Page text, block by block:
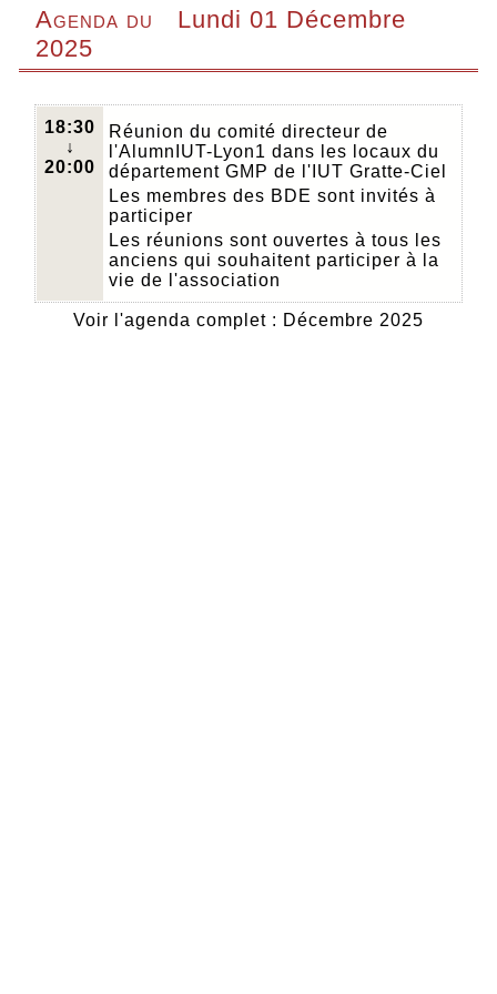
Agenda du
Lundi 01 Décembre
2025
18:30
↓
20:00
Réunion du comité directeur de
l'AlumnIUT-Lyon1 dans les locaux du
département GMP de l'IUT Gratte-Ciel
Les membres des BDE sont invités à
participer
Les réunions sont ouvertes à tous les
anciens qui souhaitent participer à la
vie de l'association
Voir l'agenda complet : Décembre 2025